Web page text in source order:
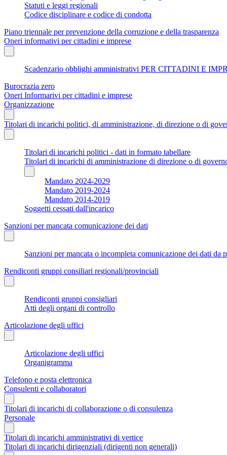
Statuti e leggi regionali
Codice disciplinare e codice di condotta
Piano triennale per prevenzione della corruzione e della trasparenza
Oneri informativi per cittadini e imprese
Scadenzario obblighi amministrativi PER CITTADINI E
Burocrazia zero
Oneri Informarivi per cittadini e imprese
Organizzazione
Titolari di incarichi politici, di amministrazione, di direzione o di
Titolari di incarichi politici - dati in formato tabellare
Titolari di incarichi di amministrazione di direzione o di
Mandato 2024-2029
Mandato 2019-2024
Mandato 2014-2019
Soggetti cessati dall'incarico
Sanzioni per mancata comunicazione dei dati
Sanzioni per mancata o incompleta comunicazione dei dati
Rendiconti gruppi consiliari regionali/provinciali
Rendiconti gruppi consigliari
Atti degli organi di controllo
Articolazione degli uffici
Articolazione degli uffici
Organigramma
Telefono e posta elettronica
Consulenti e collaboratori
Titolari di incarichi di collaborazione o di consulenza
Personale
Titolari di incarichi amministrativi di vertice
Titolari di incarichi dirigenziali (dirigenti non generali)